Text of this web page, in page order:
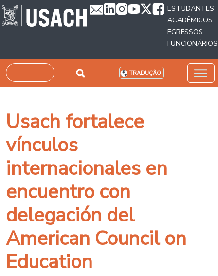
Passar para o conteúdo principal
ESTUDANTES
ACADÊMICOS
EGRESSOS
FUNCIONÁRIOS
Pesquisar TRADUÇÃO
Usach fortalece
vínculos
internacionales en
encuentro con
delegación del
American Council on
Education